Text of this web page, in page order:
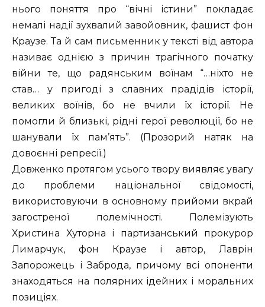
нього поняття про “вічні істини” покладає
немалі надії зухвалий завойовник, фашист фон
Краузе. Та й сам письменник у тексті від автора
називає однією з причин трагічного початку
війни те, що радянським воїнам “…ніхто не
став… у пригоді з славних прадідів історії,
великих воїнів, бо не вчили їх історії. Не
помогли й близькі, рідні герої революції, бо не
шанували їх пам’ять”. (Прозорий натяк на
довоєнні репресії.)
Довженко протягом усього твору виявляє увагу
до проблеми національної свідомості,
використовуючи в основному прийоми вкрай
загостреної полемічності. Полемізують
Христина Хуторна і партизанський прокурор
Лимарчук, фон Краузе і автор, Лаврін
Запорожець і Заброда, причому всі опоненти
знаходяться на полярних ідейних і моральних
позиціях.